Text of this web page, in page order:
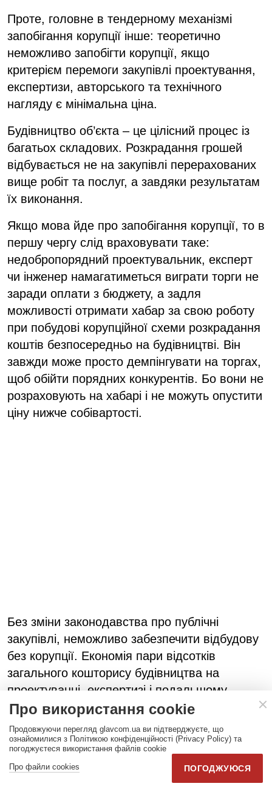
Проте, головне в тендерному механізмі
запобігання корупції інше: теоретично
неможливо запобігти корупції, якщо
критерієм перемоги закупівлі проектування,
експертизи, авторського та технічного
нагляду є мінімальна ціна.
Будівництво об’єкта – це цілісний процес із
багатьох складових. Розкрадання грошей
відбувається не на закупівлі перерахованих
вище робіт та послуг, а завдяки результатам
їх виконання.
Якщо мова йде про запобігання корупції, то в
першу чергу слід враховувати таке:
недобропорядний проектувальник, експерт
чи інженер намагатиметься виграти торги не
заради оплати з бюджету, а задля
можливості отримати хабар за свою роботу
при побудові корупційної схеми розкрадання
коштів безпосередньо на будівництві. Він
завжди може просто демпінгувати на торгах,
щоб обійти порядних конкурентів. Бо вони не
розраховують на хабарі і не можуть опустити
ціну нижче собівартості.
Без зміни законодавства про публічні
закупівлі, неможливо забезпечити відбудову
без корупції. Економія пари відсотків
загального кошторису будівництва на
проектуванні, експертизі і подальшому
нагляді, створює передумови для організації
безпечних та надійних схем з розкрадання
десятків відсотків публічних коштів.
Варто нагадати, що Україна в Угоді про
асоціацію з ЄС взяла на себе зобов’язання
Про використання cookie
Продовжуючи перегляд glavcom.ua ви підтверджуєте, що
ознайомилися з Політикою конфіденційності (Privacy Policy) та
погоджуєтеся використання файлів cookie
Про файли cookies
ПОГОДЖУЮСЯ